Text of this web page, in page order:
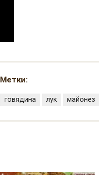
Метки:
говядина лук майонез